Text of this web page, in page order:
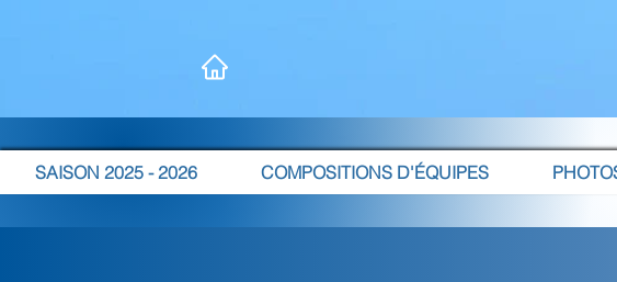
SAISON 2025 - 2026 COMPOSITIONS D'ÉQUIPES